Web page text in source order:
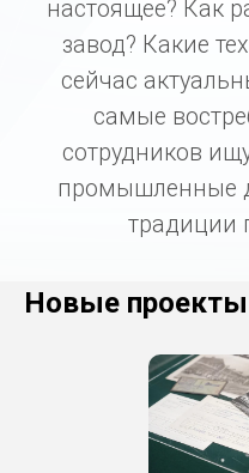
Новые проекты